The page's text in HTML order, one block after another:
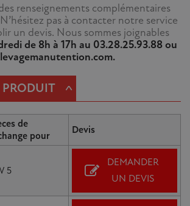
renseignements complémentaires
pas à contacter notre service
un devis. Nous sommes joignables
de 8h à 17h au 03.28.25.93.88 ou
PRODUIT ^
de
pour
Devis
5
DEMANDER
UN DEVIS